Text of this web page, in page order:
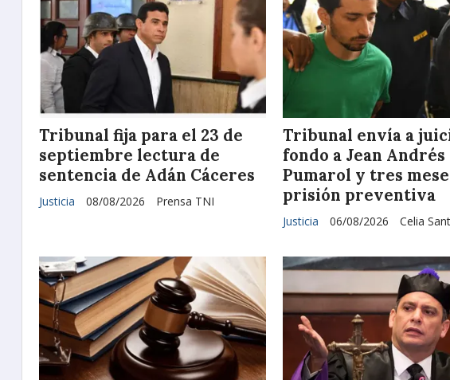
Tribunal fija para el 23 de
septiembre lectura de
sentencia de Adán Cáceres
Prensa TNI
Justicia 08/08/2026
Tribunal envía a
fondo a Jean Andrés
Pumarol y tres
prisión preventiva
Celia
Justicia 06/08/2026